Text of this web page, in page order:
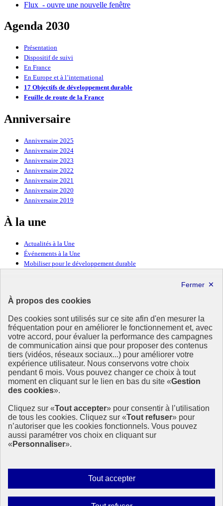
À propos des cookies
Des cookies sont utilisés sur ce site afin d'en mesurer la
fréquentation pour en améliorer le fonctionnement et, avec
votre accord, pour évaluer la performance des campagnes
de communication ainsi que pour proposer des contenus
tiers (vidéos, réseaux sociaux...) pour améliorer votre
expérience utilisateur. Nous conservons votre choix
pendant 6 mois. Vous pouvez changer ce choix à tout
moment en cliquant sur le lien en bas du site «Gestion
des cookies».
Cliquez sur «Tout accepter» pour consentir à l’utilisation
de tous les cookies. Cliquez sur «Tout refuser» pour
n’autoriser que les cookies fonctionnels. Vous pouvez
aussi paramétrer vos choix en cliquant sur
« Personnaliser».
Tout accepterAutoriser
tous
Flux - ouvre une nouvelle fenêtre
Agenda 2030
Présentation
Dispositif de suivi
En France
En Europe et à l’international
17 Objectifs de développement durable
Feuille de route de la France
Anniversaire
Anniversaire 2025
Anniversaire 2024
Anniversaire 2023
Anniversaire 2022
Anniversaire 2021
Anniversaire 2020
Anniversaire 2019
À la une
Actualités à la Une
Événements à la Une
Mobiliser pour le développement durable
Ressources
Ressources
La Méth’ODD
Gouvernement
Ce site propose l’information de référence concernant l’Agenda
2030 et la feuille de route de la France. Il valorise la mobilisation de
tous les acteurs.
info.gouv.fr- ouvre une nouvelle fenêtre
service-public.fr - ouvre une nouvelle fenêtre
legifrance.gouv.fr- ouvre une nouvelle fenêtre
data.gouv.fr- ouvre une nouvelle fenêtre
Plan du site
Mentions légales